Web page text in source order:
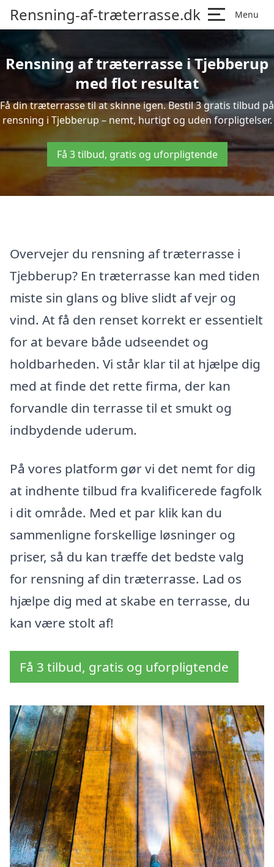
Rensning-af-træterrasse.dk Menu
Rensning af træterrasse i Tjebberup
med flot resultat
Få din træterrasse til at skinne igen. Bestil 3 gratis tilbud på
rensning i Tjebberup – nemt, hurtigt og uden forpligtelser.
Få 3 tilbud, gratis og uforpligtende
Overvejer du rensning af træterrasse i
Tjebberup? En træterrasse kan med tiden
miste sin glans og blive slidt af vejr og
vind. At få den renset korrekt er essentielt
for at bevare både udseendet og
holdbarheden. Vi står klar til at hjælpe dig
med at finde det rette firma, der kan
forvandle din terrasse til et smukt og
indbydende uderum.
På vores platform gør vi det nemt for dig
at indhente tilbud fra kvalificerede fagfolk
i dit område. Med et par klik kan du
sammenligne forskellige løsninger og
priser, så du kan træffe det bedste valg
for rensning af din træterrasse. Lad os
hjælpe dig med at skabe en terrasse, du
kan være stolt af!
Få 3 tilbud, gratis og uforpligtende